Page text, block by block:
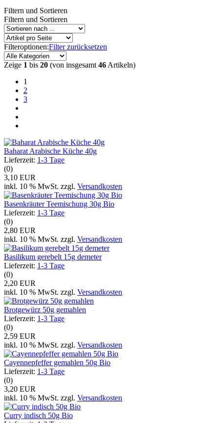
Filtern und Sortieren
Filtern und Sortieren
Filteroptionen:Filter zurücksetzen
Zeige 1 bis 20 (von insgesamt 46 Artikeln)
1
2
3
Baharat Arabische Küche 40g
Lieferzeit: 1-3 Tage
(0)
3,10 EUR
inkl. 10 % MwSt. zzgl. Versandkosten
Basenkräuter Teemischung 30g Bio
Lieferzeit: 1-3 Tage
(0)
2,80 EUR
inkl. 10 % MwSt. zzgl. Versandkosten
Basilikum gerebelt 15g demeter
Lieferzeit: 1-3 Tage
(0)
2,20 EUR
inkl. 10 % MwSt. zzgl. Versandkosten
Brotgewürz 50g gemahlen
Lieferzeit: 1-3 Tage
(0)
2,59 EUR
inkl. 10 % MwSt. zzgl. Versandkosten
Cayennepfeffer gemahlen 50g Bio
Lieferzeit: 1-3 Tage
(0)
3,20 EUR
inkl. 10 % MwSt. zzgl. Versandkosten
Curry indisch 50g Bio